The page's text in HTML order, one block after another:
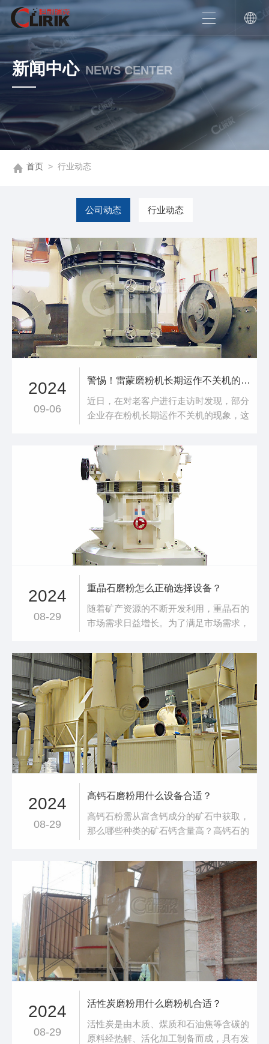
新闻中心 NEWS CENTER
首页 > 行业动态
公司动态 行业动态
2024
09-06
警惕！雷蒙磨粉机长期运作不关机的危害
近日，在对老客户进行走访时发现，部分
企业存在粉机长期运作不关机的现象，这
机作为工业生产中的重要设备，在长期运
作不关机的情况下，首先面临的是机械部
件的加速磨损。磨辊、磨环等关键部件在
持续高强度的工作状态下，摩擦不断增
加，其磨损速度远超正常使用情况。这不
仅会降低设备的
2024
08-29
重晶石磨粉怎么正确选择设备？
随着矿产资源的不断开发利用，重晶石的
市场需求日益增长。为了满足市场需求，
关键。其中，磨粉设备的技术升级成为了
重晶石加工领域的重要突破口。新型磨粉
设备具有**、**、环保等优点，能够显著
提高重晶石的加工效率和产品品质。公司
重晶石雷蒙磨粉机采用先进的雷蒙磨粉原
理，主要
2024
08-29
高钙石磨粉用什么设备合适？
高钙石粉需从富含钙成分的矿石中获取，
那么哪些种类的矿石钙含量高？高钙石的
CaCO3·MgCO3、石膏CaSO4·2H2O、
萤石CaF2、磷灰石Ca5（PO4）3F等月
矿石。高钙矿粉的用途有很多，高钙粉可
用于各种润肤粉、美容粉、爽身粉中，涂
抹添加了高钙粉的化妆品可以使
2024
08-29
活性炭磨粉用什么磨粉机合适？
活性炭是由木质、煤质和石油焦等含碳的
原料经热解、活化加工制备而成，具有发